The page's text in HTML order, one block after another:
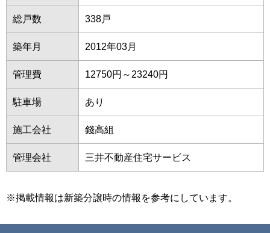
総戸数 338戸
築年月 2012年03月
管理費 12750円～23240円
駐車場 あり
施工会社 錢高組
管理会社 三井不動産住宅サービス
※掲載情報は新築分譲時の情報を参考にしています。